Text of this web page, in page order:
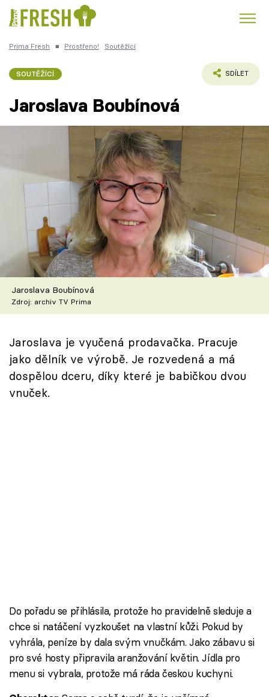
Česká kuchyně
Recepty
Články
TV Program
Škola vaření
Recepty z TV
Speciál: Cuketa
Těhotnej kuchař
Sledujte prima+
Prima Fresh ■ Prostřeno! Soutěžící
SOUTĚŽÍCÍ SDÍLET
Jaroslava Boubínová
Jaroslava Boubínová
Zdroj: archiv TV Prima
Jaroslava je vyučená prodavačka. Pracuje
jako dělník ve výrobě. Je rozvedená a má
dospělou dceru, díky které je babičkou dvou
vnuček.
Do pořadu se přihlásila, protože ho pravidelně sleduje a
chce si natáčení vyzkoušet na vlastní kůži. Pokud by
vyhrála, peníze by dala svým vnučkám. Jako zábavu si
pro své hosty připravila aranžování květin. Jídla pro
menu si vybrala, protože má ráda českou kuchyni.